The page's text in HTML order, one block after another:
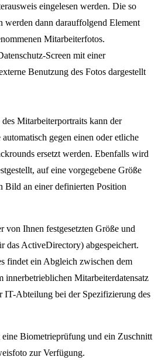
eingelesen werden. Die so
werden dann darauffolgend Element
Mitarbeiterfotos.
Screen mit einer
Benutzung des Fotos dargestellt
Mitarbeiterportraits kann der
gegen einen oder etliche
ersetzt werden. Ebenfalls wird
auf eine vorgegebene Größe
Bild an einer definierten Position
Ihnen festgesetzten Größe und
das ActiveDirectory) abgespeichert.
findet ein Abgleich zwischen dem
innerbetrieblichen Mitarbeiterdatensatz
IT-Abteilung bei der Spezifizierung des
Biometrieprüfung und ein Zuschnitt
zur Verfügung.